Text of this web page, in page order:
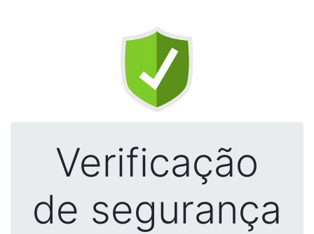
Verificação
de segurança